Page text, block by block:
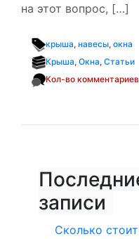
на этот вопрос, […]
крыша, навесы, окна
Крыша, Окна, Статьи
Кол-во
записи
Сколько